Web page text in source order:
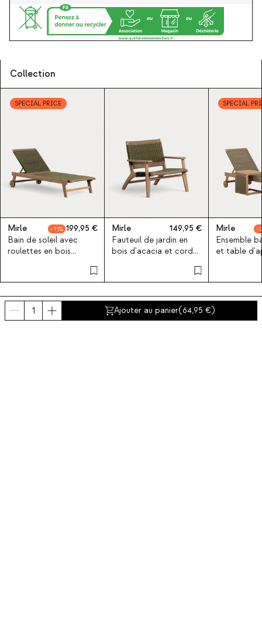
Ajouter au panier(64,95 )
Collection
SPECIAL PRICE
Mirle 11
199,95
Bain de soleil avec
roulettes en bois
Mirle
149,95
Fauteuil de jardin en
bois d'acacia et corde
SPECIAL
Mirle
Ensemble
et table